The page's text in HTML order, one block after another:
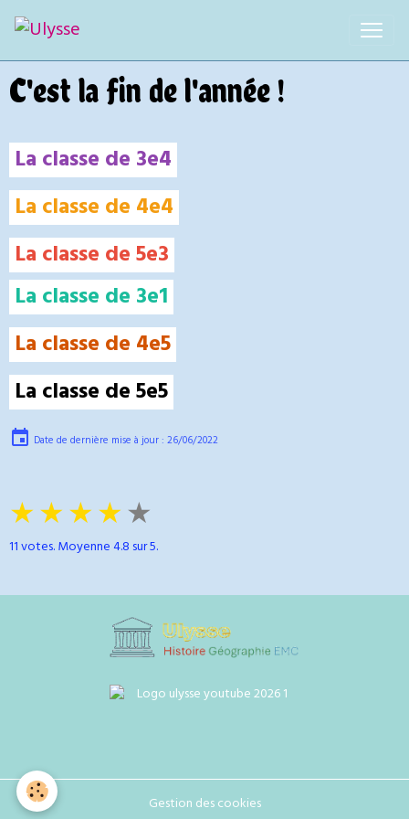
C'est la fin de l'année !
La classe de 3e4
La classe de 4e4
La classe de 5e3
La classe de 3e1
La classe de 4e5
La classe de 5e5
Date de dernière mise à jour : 26/06/2022
★★★★★
11votes. Moyenne4.8 sur 5.
Gestion des cookies